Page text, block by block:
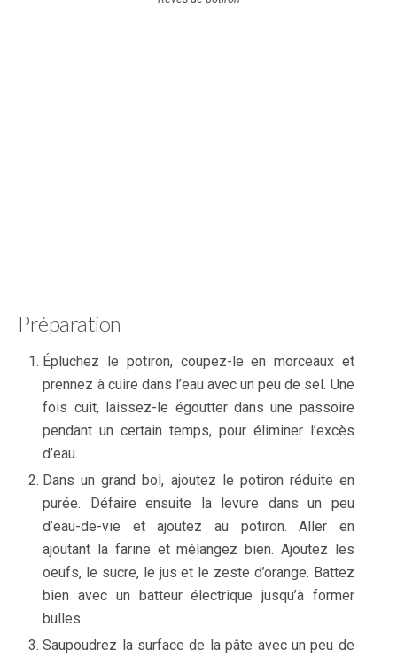
Préparation
Épluchez le potiron, coupez-le en morceaux et
prennez à cuire dans l’eau avec un peu de sel. Une
fois cuit, laissez-le égoutter dans une passoire
pendant un certain temps, pour éliminer l’excès
d’eau.
Dans un grand bol, ajoutez le potiron réduite en
purée. Défaire ensuite la levure dans un peu
d’eau-de-vie et ajoutez au potiron. Aller en
ajoutant la farine et mélangez bien. Ajoutez les
oeufs, le sucre, le jus et le zeste d’orange. Battez
bien avec un batteur électrique jusqu’à former
bulles.
Saupoudrez la surface de la pâte avec un peu de